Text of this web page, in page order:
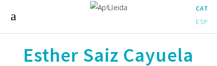
CAT
ESP
Esther Saiz Cayuela